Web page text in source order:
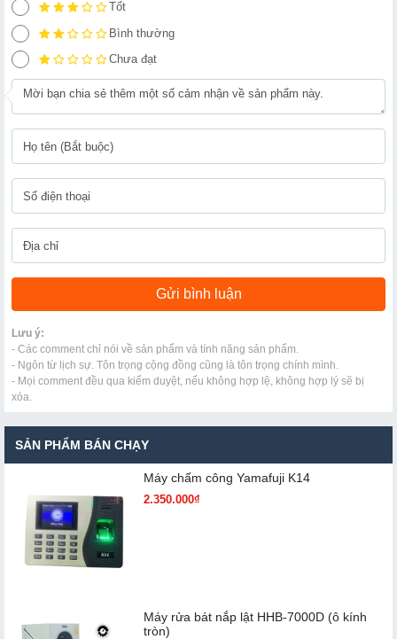
Tốt
Bình thường
Chưa đạt
Lưu ý:
- Các comment chỉ nói về sản phẩm và tính năng sản phẩm.
- Ngôn từ lịch sự. Tôn trọng cộng đồng cũng là tôn trọng chính mình.
- Mọi comment đều qua kiểm duyệt, nếu không hợp lệ, không hợp lý sẽ bị
xóa.
SẢN PHẨM BÁN CHẠY
Máy chấm cô​ng Yamafuji K14
2.350.000₫
Máy rửa bát nắp lật HHB-7000D (ô kính
tròn)